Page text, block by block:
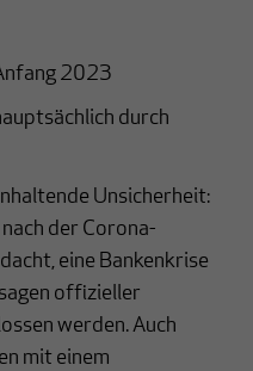
2023
durch
Unsicherheit:
der Corona-
eine Bankenkrise
offizieller
werden. Auch
mit einem